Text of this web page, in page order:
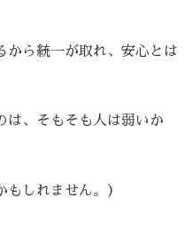
から統一が取れ、安心とは
は、そもそも人は弱いか
しれません。）